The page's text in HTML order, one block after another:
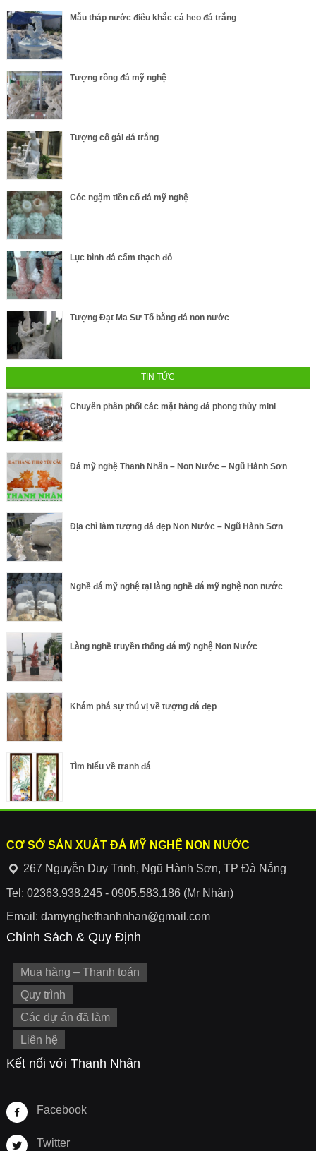
Mẫu tháp nước điêu khắc cá heo đá trắng
Tượng rồng đá mỹ nghệ
Tượng cô gái đá trắng
Cóc ngậm tiền cổ đá mỹ nghệ
Lục bình đá cẩm thạch đỏ
Tượng Đạt Ma Sư Tổ bằng đá non nước
TIN TỨC
Chuyên phân phối các mặt hàng đá phong thủy mini
Đá mỹ nghệ Thanh Nhân – Non Nước – Ngũ Hành Sơn
Địa chỉ làm tượng đá đẹp Non Nước – Ngũ Hành Sơn
Nghề đá mỹ nghệ tại làng nghề đá mỹ nghệ non nước
Làng nghề truyền thống đá mỹ nghệ Non Nước
Khám phá sự thú vị về tượng đá đẹp
Tìm hiểu về tranh đá
CƠ SỞ SẢN XUẤT ĐÁ MỸ NGHỆ NON NƯỚC
267 Nguyễn Duy Trinh, Ngũ Hành Sơn, TP Đà Nẵng
Tel: 02363.938.245 - 0905.583.186 (Mr Nhân)
Email: damynghethanhnhan@gmail.com
Chính Sách & Quy Định
Mua hàng – Thanh toán
Quy trình
Các dự án đã làm
Liên hệ
Kết nối với Thanh Nhân
Facebook
Twitter